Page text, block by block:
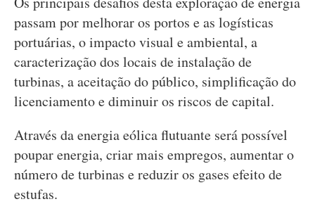
passam por melhorar os portos e as logísticas
portuárias, o impacto visual e ambiental, a
caracterização dos locais de instalação de
turbinas, a aceitação do público, simplificação do
licenciamento e diminuir os riscos de capital.
Através da energia eólica flutuante será possível
poupar energia, criar mais empregos, aumentar o
número de turbinas e reduzir os gases efeito de
estufas.